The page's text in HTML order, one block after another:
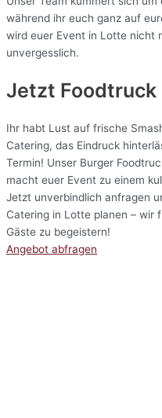
während ihr euch ganz auf
wird euer Event in Lotte nicht
unvergesslich.
Jetzt Foodtruck
Ihr habt Lust auf frische
Catering, das Eindruck
Termin! Unser Burger
macht euer Event zu einem
Jetzt unverbindlich anfragen
Catering in Lotte planen – wir
Gäste zu begeistern!
Angebot abfragen